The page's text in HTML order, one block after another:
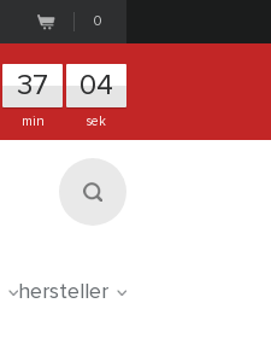
0
37
min
03
sek
hersteller